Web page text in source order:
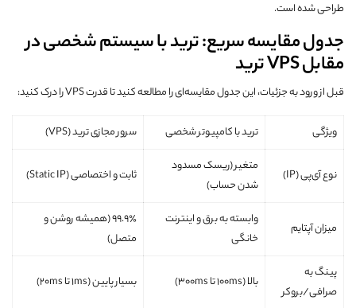
طراحی شده است.
جدول مقایسه سریع: ترید با سیستم شخصی در
مقابل VPS ترید
قبل از ورود به جزئیات، این جدول مقایسه‌ای را مطالعه کنید تا قدرت VPS را درک کنید:
ویژگی ترید با کامپیوتر شخصی سرور مجازی ترید (VPS)
نوع آی‌پی (IP)
متغیر (ریسک مسدود
شدن حساب)
ثابت و اختصاصی (Static IP)
میزان آپتایم
وابسته به برق و اینترنت
خانگی
۹۹.۹٪ (همیشه روشن و
متصل)
پینگ به
صرافی/بروکر
بالا (۱۰۰ms تا ۳۰۰ms) بسیار پایین (۱ms تا ۲۰ms)